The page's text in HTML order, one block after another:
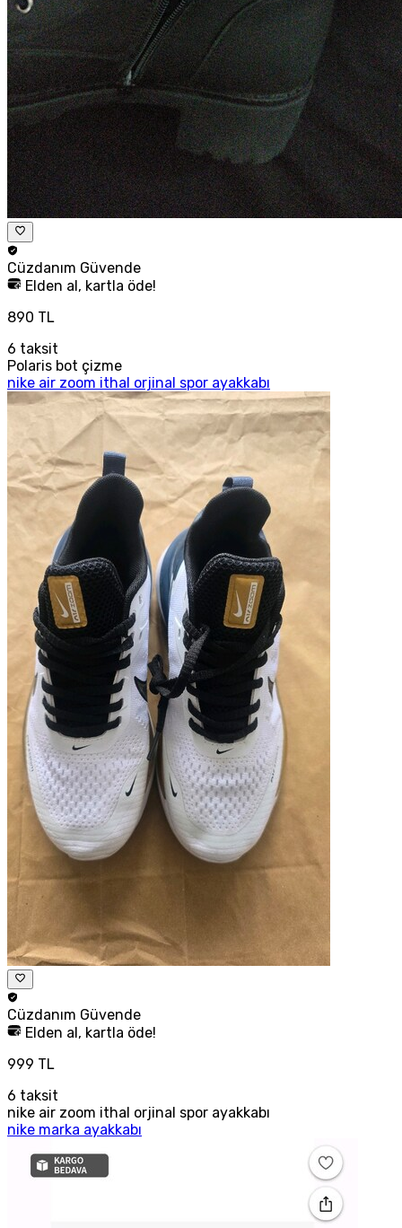
Cüzdanım Güvende
Elden al, kartla öde!
890 TL
6 taksit
Polaris bot çizme
nike air zoom ithal orjinal spor ayakkabı
Cüzdanım Güvende
Elden al, kartla öde!
999 TL
6 taksit
nike air zoom ithal orjinal spor ayakkabı
nike marka ayakkabı